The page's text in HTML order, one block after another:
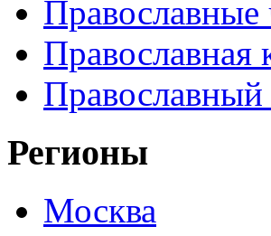
Православные
Православная
Регионы
Москва